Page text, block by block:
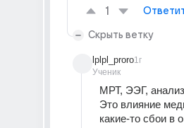
1
Скрыть ветку
lplpl_proro
Ученик
1г
МРТ, ЭЭГ,
Это влияние
какие-то сбои в